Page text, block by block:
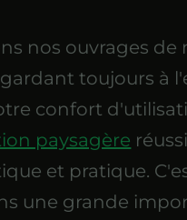
nos ouvrages de
toujours à
confort
paysagère
et pratique.
une grande